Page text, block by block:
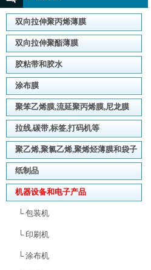
双向拉伸聚丙烯薄膜
双向拉伸聚酯薄膜
胶粘带和胶水
涂布膜
聚笨乙烯膜,流延聚丙烯膜,尼龙膜
拉线,碳带,标签,打码机等
聚乙烯,聚氯乙烯,聚烯烃薄膜和袋子
纸制品
机器设备和电子产品
└ 包装机
└ 印刷机
└ 涂布机